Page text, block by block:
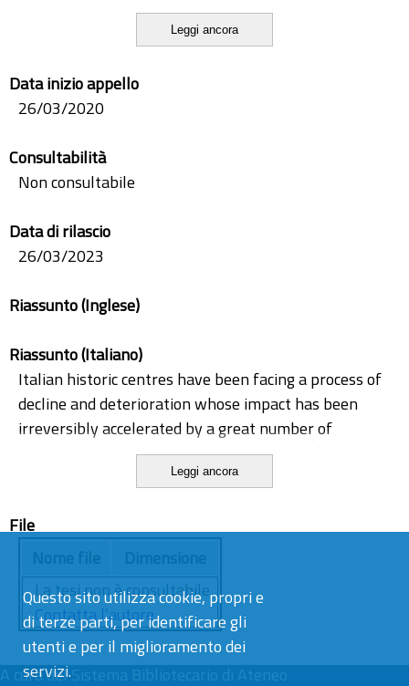
Questo sito utilizza cookie, propri e
di terze parti, per identificare gli
utenti e per il miglioramento dei
servizi.
risk analysis
scenario analysis
spatial analysis
structural aggregates
urban morphology
Leggi ancora
Data inizio appello
26/03/2020
Consultabilità
Non consultabile
Data di rilascio
26/03/2023
Riassunto (Inglese)
Riassunto (Italiano)
Italian historic centres have been facing a process of
decline and deterioration whose impact has been
irreversibly accelerated by a great number of
hazardous events. Among others, earthquakes have
destroyed and damaged many settlements
risk management strategy by means of an integrated
exposure associated to the characteristics of the built
environment, the demographic distribution, the
community and social life, the lack of risk awareness,
and finally the poor regulatory framework for their
management and maintenance.
Leggi ancora
File
La tesi non è consultabile.
Contatta l’autore
A cura delSistema Bibliotecario di Ateneo